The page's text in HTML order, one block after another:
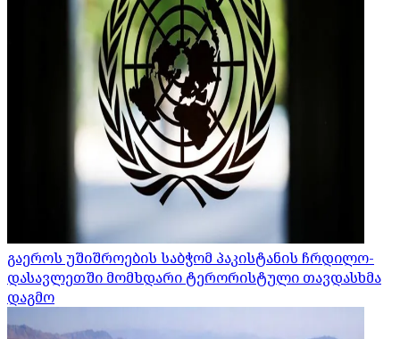
გაეროს უშიშროების საბჭომ პაკისტანის ჩრდილო-
დასავლეთში მომხდარი ტერორისტული თავდასხმა
დაგმო